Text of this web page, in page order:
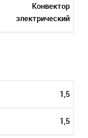
Конвектор
электрический
1,5
1,5